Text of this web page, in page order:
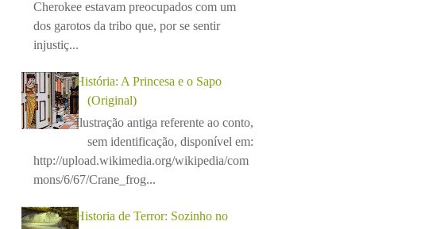
Cherokee estavam preocupados com um
dos garotos da tribo que, por se sentir
injustiç...
História: A Princesa e o Sapo
(Original)
Ilustração antiga referente ao conto,
sem identificação, disponível em:
http://upload.wikimedia.org/wikipedia/com
mons/6/67/Crane_frog...
Historia de Terror: Sozinho no